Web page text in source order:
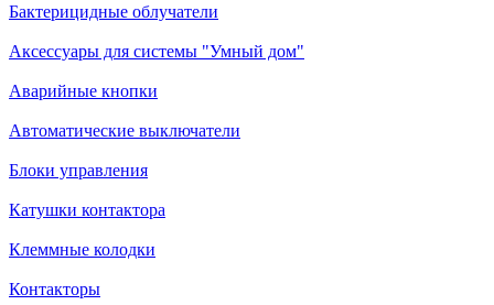
Бактерицидные облучатели
Аксессуары для системы "Умный дом"
Аварийные кнопки
Автоматические выключатели
Блоки управления
Катушки контактора
Клеммные колодки
Контакторы